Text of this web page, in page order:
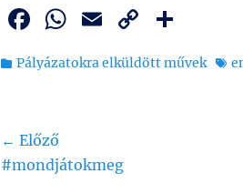
F
a
c
b
o
W
h
at
p
E
m
ai
C
o
p
ss
z
Kategória
Pályázatokra elküldött művek
Bejegyzés
navigáció
← Előző
Previous
#mondjátokmeg